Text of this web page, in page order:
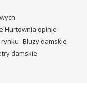
Hurtownia opinie
Bluzy damskie
damskie